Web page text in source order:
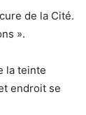
de la Cité.
».
la teinte
endroit se